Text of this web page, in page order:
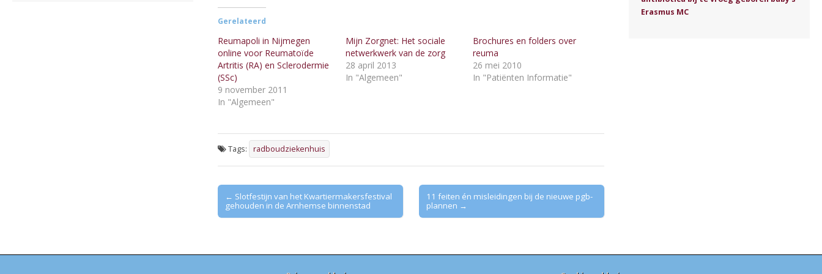
Gerelateerd
Reumapoli in Nijmegen
online voor Reumatoïde
Artritis (RA) en Sclerodermie
(SSc)
9 november 2011
In "Algemeen"
Mijn Zorgnet: Het sociale
netwerkwerk van de zorg
28 april 2013
In "Algemeen"
Brochures en folders over
reuma
26 mei 2010
In "Patiënten Informatie"
Tags: radboudziekenhuis
Post
navigation
← Slotfestijn van het Kwartiermakersfestival
gehouden in de Arnhemse binnenstad
11 feiten én misleidingen bij de nieuwe pgb-
plannen →
Erasmus MC